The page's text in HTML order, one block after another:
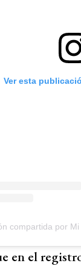
Ver esta
compartida por
en el